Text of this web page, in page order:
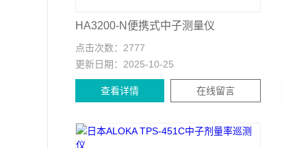
HA3200-N便携式中子测量仪
点击次数： 2777
更新日期： 2025-10-25
查看详情 在线留言